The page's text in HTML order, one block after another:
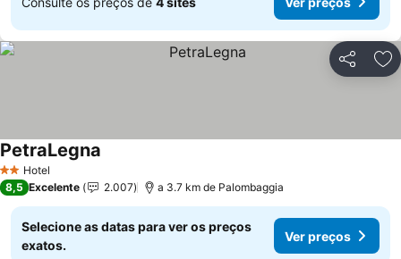
Partilhar
2 Estrelas
Hotel
PetraLegna
8,5 Excelente 2.007 a 3.7 km de Palombaggia
Selecione as datas para ver os preços
exatos.
Ver preços